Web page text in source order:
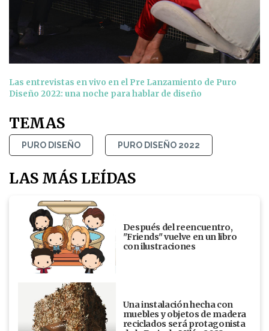
Las entrevistas en vivo en el Pre Lanzamiento de Puro
Diseño 2022: una noche para hablar de diseño
TEMAS
PURO DISEÑO PURO DISEÑO 2022
LAS MÁS LEÍDAS
Después del reencuentro,
"Friends" vuelve en un libro
con ilustraciones
Una instalación hecha con
muebles y objetos de madera
reciclados será protagonista